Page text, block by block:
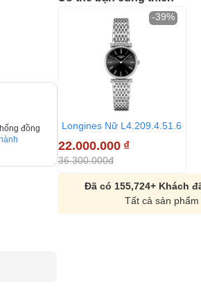
đồng
Longines Nữ L4.209.4.51.6
22.000.000 ₫
36.300.000đ
-39%
Đã có 155,724+ Khách
Tất cả sản